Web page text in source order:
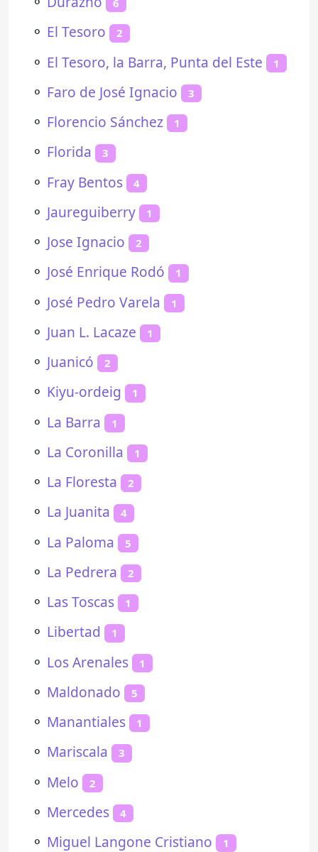
6
⚬ El Tesoro 2
⚬ El Tesoro, la Barra, Punta del Este 1
⚬ Faro de José Ignacio 3
⚬ Florencio Sánchez 1
⚬ Florida 3
⚬ Fray Bentos 4
⚬ Jaureguiberry 1
⚬ Jose Ignacio 2
⚬ José Enrique Rodó 1
⚬ José Pedro Varela 1
⚬ Juan L. Lacaze 1
⚬ Juanicó 2
⚬ Kiyu-ordeig 1
⚬ La Barra 1
⚬ La Coronilla 1
⚬ La Floresta 2
⚬ La Juanita 4
⚬ La Paloma 5
⚬ La Pedrera 2
⚬ Las Toscas 1
⚬ Libertad 1
⚬ Los Arenales 1
⚬ Maldonado 5
⚬ Manantiales 1
⚬ Mariscala 3
⚬ Melo 2
⚬ Mercedes 4
⚬ Miguel Langone Cristiano 1